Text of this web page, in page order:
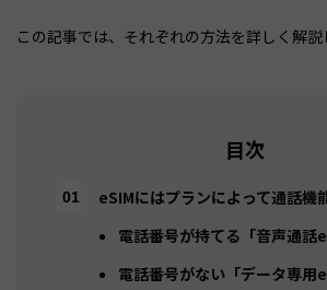
この記事では、それぞれの方法を詳しく解説
目次
eSIMにはプランによって通話機
電話番号が持てる「音声通話
電話番号がない「データ専用